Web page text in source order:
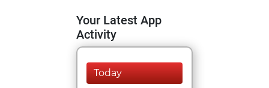
Your Latest App
Activity
Today